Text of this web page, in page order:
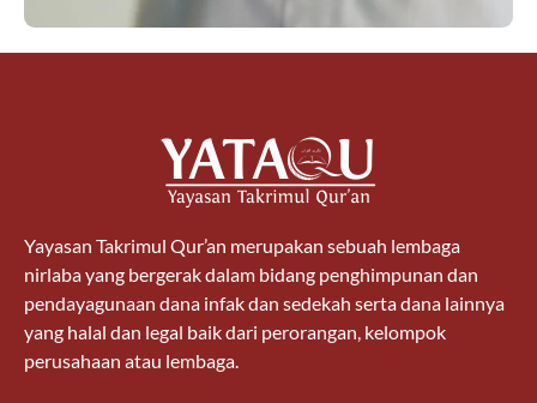
Yayasan Takrimul Qur’an merupakan sebuah lembaga
nirlaba yang bergerak dalam bidang penghimpunan dan
pendayagunaan dana infak dan sedekah serta dana lainnya
yang halal dan legal baik dari perorangan, kelompok
perusahaan atau lembaga.